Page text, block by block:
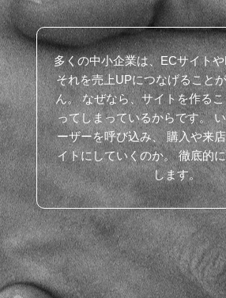
多くの中小企業は、ECサイト
それを売上UPにつなげること
ん。なぜなら、サイトを作る
ってしまっているからです。い
ーザーを呼び込み、購入や来
イトにしていくのか。徹底的
します。